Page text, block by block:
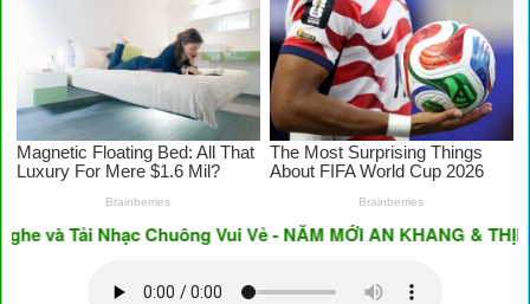
Tải Nhạc Chuông Vui Vẻ - NĂM MỚI AN KHANG & THỊNH